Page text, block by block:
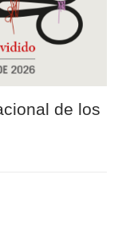
de los